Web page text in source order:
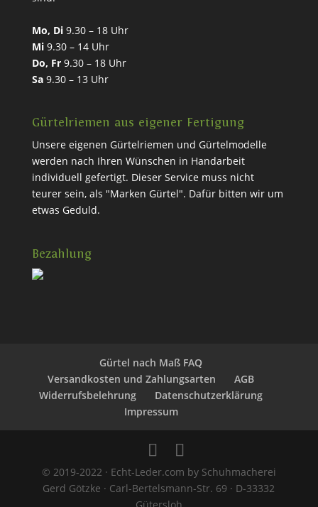
Mo, Di9.30 – 18 Uhr
Mi9.30 – 14 Uhr
Do, Fr9.30 – 18 Uhr
Sa9.30 – 13 Uhr
Gürtelriemen aus eigener Fertigung
Unsere eigenen Gürtelriemen und Gürtelmodelle
werden nach Ihren Wünschen in Handarbeit
individuell gefertigt. Dieser Service muss nicht
teurer sein, als "Marken Gürtel". Dafür bitten wir um
etwas Geduld.
Bezahlung
Gürtel nach Maß FAQ
Versandkosten und Zahlungsarten
AGB
Widerrufsbelehrung
Datenschutzerklärung
Impressum
© 2019-2022 · Echt-Leder.com by Schuhmacherei
Gerd Götzke · Carl-Bertelsmann-Str. 69 · D-33332